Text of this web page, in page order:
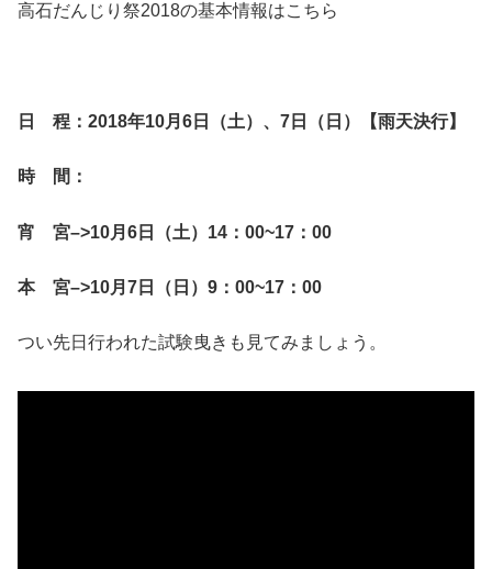
高石だんじり祭2018の基本情報はこちら
日 程：2018年10月6日（土）、7日（日）【雨天決行】
時 間：
宵 宮–>10月6日（土）14：00~17：00
本 宮–>10月7日（日）9：00~17：00
つい先日行われた試験曳きも見てみましょう。